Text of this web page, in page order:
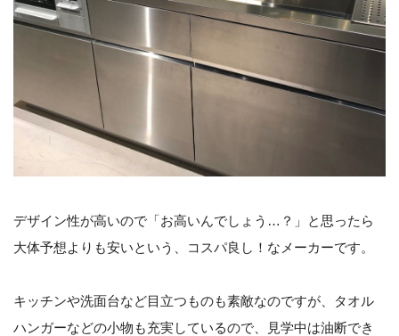
デザイン性が高いので「お高いんでしょう…？」と思ったら
大体予想よりも安いという、コスパ良し！なメーカーです。
キッチンや洗面台など目立つものも素敵なのですが、タオル
ハンガーなどの小物も充実しているので、見学中は油断でき